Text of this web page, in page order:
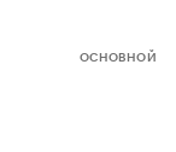
ОСНОВНОЙ